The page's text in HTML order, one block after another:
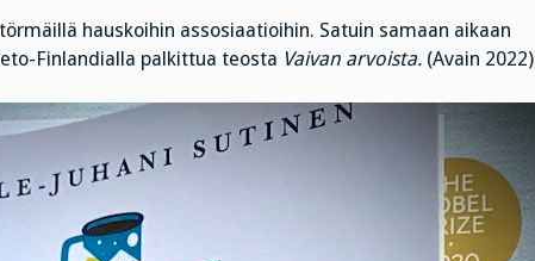
hauskoihin assosiaatioihin. Satuin samaan aikaan
Finlandialla palkittua teosta Vaivan arvoista.(Avain 2022)